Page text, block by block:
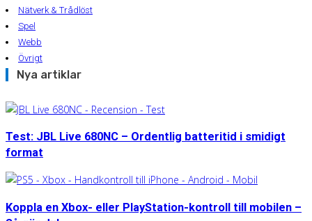
Nätverk & Trådlöst
Spel
Webb
Övrigt
Nya artiklar
Test: JBL Live 680NC – Ordentlig batteritid i smidigt
format
Koppla en Xbox- eller PlayStation-kontroll till mobilen –